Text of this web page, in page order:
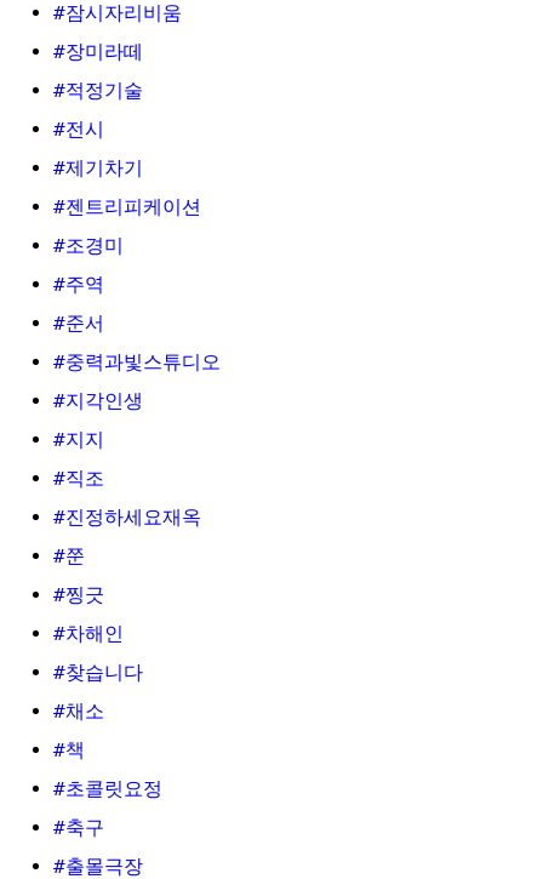
#잠시자리비움
#장미라떼
#적정기술
#전시
#제기차기
#젠트리피케이션
#조경미
#주역
#준서
#중력과빛스튜디오
#지각인생
#지지
#직조
#진정하세요재옥
#쭌
#찡긋
#차해인
#찾습니다
#채소
#책
#초콜릿요정
#축구
#출몰극장